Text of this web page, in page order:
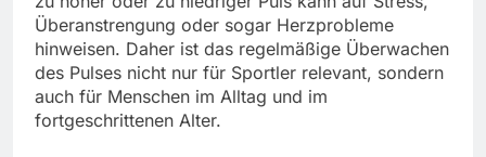
Überanstrengung oder sogar Herzprobleme
hinweisen. Daher ist das regelmäßige Überwachen
des Pulses nicht nur für Sportler relevant, sondern
auch für Menschen im Alltag und im
fortgeschrittenen Alter.